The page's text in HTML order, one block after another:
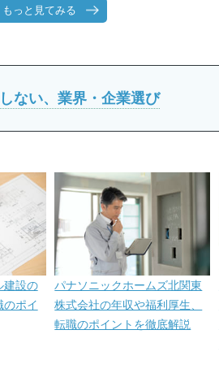
もっと見てみる
ない、業界・企業選び
建設の
のポイ
パナソニックホームズ北関東
株式会社の年収や福利厚生、
転職のポイントを徹底解説